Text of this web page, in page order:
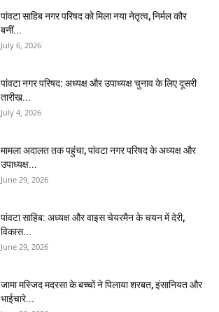
पांवटा साहिब नगर परिषद को मिला नया नेतृत्व, निर्मल कौर
बनीं...
July 6, 2026
पांवटा नगर परिषद: अध्यक्ष और उपाध्यक्ष चुनाव के लिए दूसरी
तारीख...
July 4, 2026
मामला अदालत तक पहुंचा, पांवटा नगर परिषद के अध्यक्ष और
उपाध्यक्ष...
June 29, 2026
पांवटा साहिब: अध्यक्ष और वाइस चेयरमैन के चयन में देरी,
विकास...
June 29, 2026
जामा मस्जिद मदरसा के बच्चों ने पिलाया शरबत, इंसानियत और
भाईचारे...